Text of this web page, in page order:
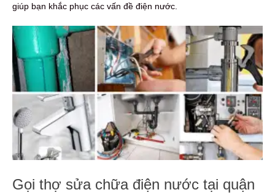
giúp bạn khắc phục các vấn đề điện nước.
Gọi thợ sửa chữa điện nước tại quận